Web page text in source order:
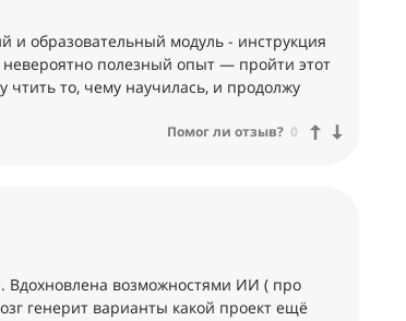
и образовательный модуль - инструкция
полезный опыт — пройти этот
то, чему научилась, и продолжу
Помог ли отзыв? 0
Вдохновлена возможностями ИИ ( про
генерит варианты какой проект ещё